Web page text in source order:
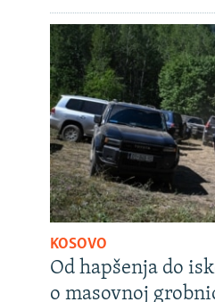
KOSOVO
Od hapšenja do
o masovnoj